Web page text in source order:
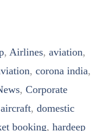
, Airlines, aviation,
, corona india,
, Corporate
, domestic
booking, hardeep